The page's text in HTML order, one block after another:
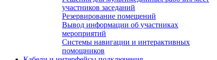
участников заседаний
Резервирование помещений
Вывод информации об участниках
мероприятий
Системы навигации и интерактивных
помощников